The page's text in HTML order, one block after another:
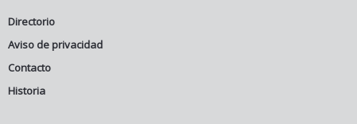
Directorio
Aviso de privacidad
Contacto
Historia